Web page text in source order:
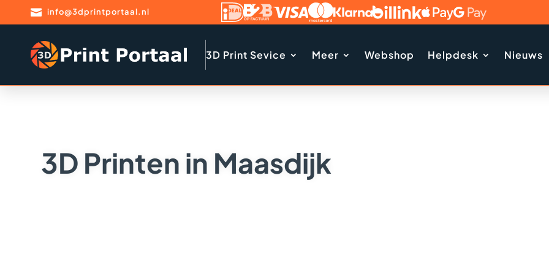
 info@3dprintportaal.nl
3D Print Sevice Meer Webshop Helpdesk Nieuws
3D Printen in Maasdijk